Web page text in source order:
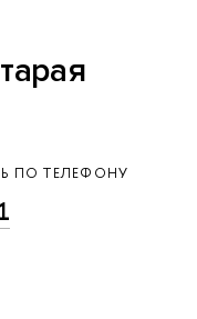
ПО ТЕЛЕФОНУ